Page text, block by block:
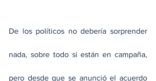
De los políticos no debería sorprender
nada, sobre todo si están en campaña,
pero desde que se anunció el acuerdo